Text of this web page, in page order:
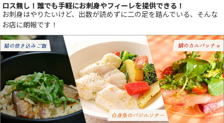
ロス無し！誰でも手軽にお刺身やフィーレを提供できる！
お刺身はやりたいけど、出数が読めずに二の足を踏んでいる、そんな
お店に朗報です！